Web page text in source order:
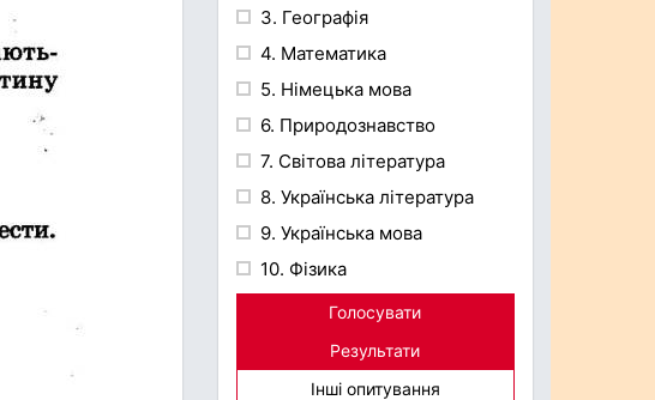
3. Географія
4. Математика
5. Німецька мова
6. Природознавство
7. Світова література
8. Українська література
9. Українська мова
10. Фізика
Голосувати
Результати
Інші опитування